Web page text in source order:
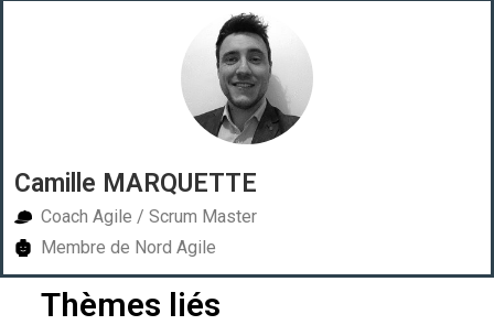
Camille MARQUETTE
Coach Agile / Scrum Master
Membre de Nord Agile
Thèmes liés